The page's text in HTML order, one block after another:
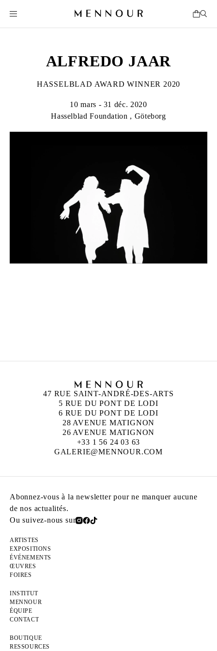
ALFREDO JAAR
HASSELBLAD AWARD WINNER 2020
10 mars - 31 déc. 2020
Hasselblad Foundation , Göteborg
47 RUE SAINT-ANDRÉ-DES-ARTS
5 RUE DU PONT DE LODI
6 RUE DU PONT DE LODI
28 AVENUE MATIGNON
26 AVENUE MATIGNON
+33 1 56 24 03 63
GALERIE@MENNOUR.COM
Abonnez-vous à la newsletter pour ne manquer aucune
de nos actualités.
Ou suivez-nous sur
ARTISTES
EXPOSITIONS
ÉVÉNEMENTS
ŒUVRES
FOIRES
INSTITUT
MENNOUR
ÉQUIPE
CONTACT
BOUTIQUE
RESSOURCES